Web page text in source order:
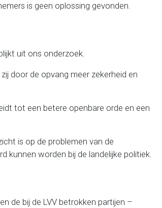
is geen oplossing gevonden.
uit ons onderzoek.
door de opvang meer zekerheid en
tot een betere openbare orde en een
is op de problemen van de
kunnen worden bij de landelijke politiek.
de bij de LVV betrokken partijen –